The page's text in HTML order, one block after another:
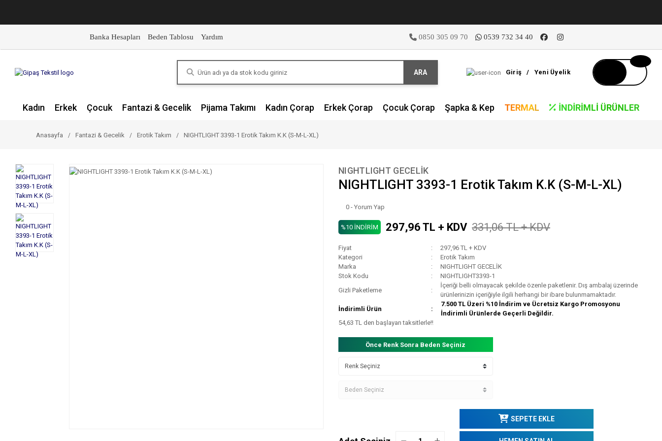
Banka Hesapları Beden Tablosu Yardım 0850 305 09 70 0539 732 34 40
ARA Giriş / Yeni Üyelik
Kadın Erkek Çocuk Fantazi & Gecelik Pijama Takımı Kadın Çorap Erkek Çorap Çocuk Çorap Şapka & Kep TERMAL İNDIRIMLI ÜRÜNLER
Anasayfa Fantazi & Gecelik Erotik Takım NIGHTLIGHT 3393-1 Erotik Takım K.K (S-M-L-XL)
NIGHTLIGHT GECELİK
NIGHTLIGHT 3393-1 Erotik Takım K.K (S-M-L-XL)
0 - Yorum Yap
%10 İNDİRİM 297,96 TL + KDV 331,06 TL + KDV
Fiyat
297,96 TL + KDV
Kategori
Erotik Takım
Marka
NIGHTLIGHT GECELİK
Stok Kodu
NIGHTLIGHT3393-1
Gizli Paketleme
İçeriği belli olmayacak şekilde özenle paketlenir. Dış ambalaj üzerinde
ürünlerinizin içeriğiyle ilgili herhangi bir ibare bulunmamaktadır.
İndirimli Ürün
7.500 TL Üzeri %10 İndirim ve Ücretsiz Kargo Promosyonu
İndirimli Ürünlerde Geçerli Değildir.
54,63 TL den başlayan taksitlerle!!
Önce Renk Sonra Beden Seçiniz
SEPETE EKLE